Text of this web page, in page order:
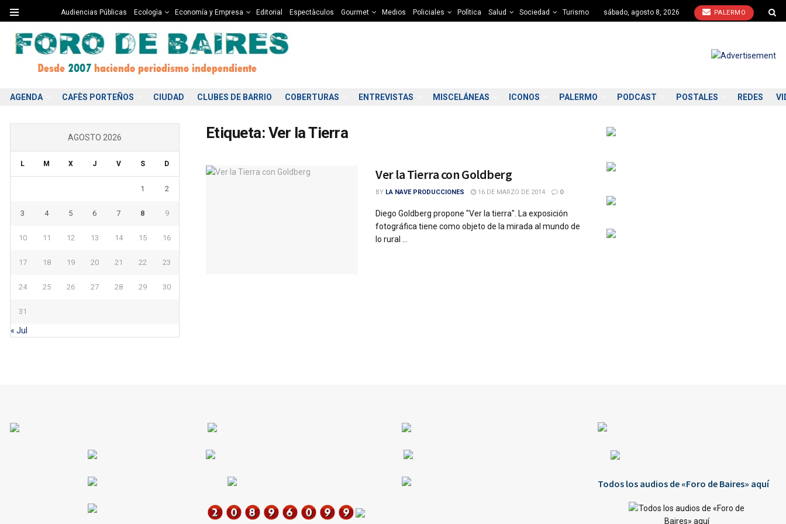
Audiencias Públicas Ecologìa Economía y Empresa Editorial Espectàculos Gourmet Medios Policiales Polìtica Salud Sociedad Turismo sábado, agosto 8, 2026 PALERMO
AGENDA CAFÈS PORTEÑOS CIUDAD CLUBES DE BARRIO COBERTURAS ENTREVISTAS MISCELÁNEAS ICONOS PALERMO PODCAST POSTALES REDES
Etiqueta: Ver la Tierra
Ver la Tierra con Goldberg
BY LA NAVE PRODUCCIONES 16 DE MARZO DE 2014 0
Diego Goldberg propone "Ver la tierra". La exposición
fotográfica tiene como objeto de la mirada al mundo de
lo rural ...
AGOSTO 2026
L M X J V S D
1 2
3 4 5 6 7 8 9
10 11 12 13 14 15 16
17 18 19 20 21 22 23
24 25 26 27 28 29 30
31
« Jul
Todos los audios de «Foro de Baires» aquí